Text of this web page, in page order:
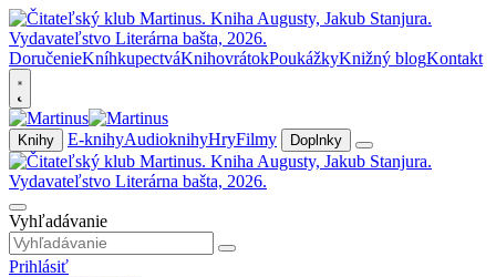
DoručenieKníhkupectváKnihovrátokPoukážkyKnižný blogKontakt
Knihy E-knihyAudioknihyHryFilmy Doplnky
Vyhľadávanie
Prihlásiť